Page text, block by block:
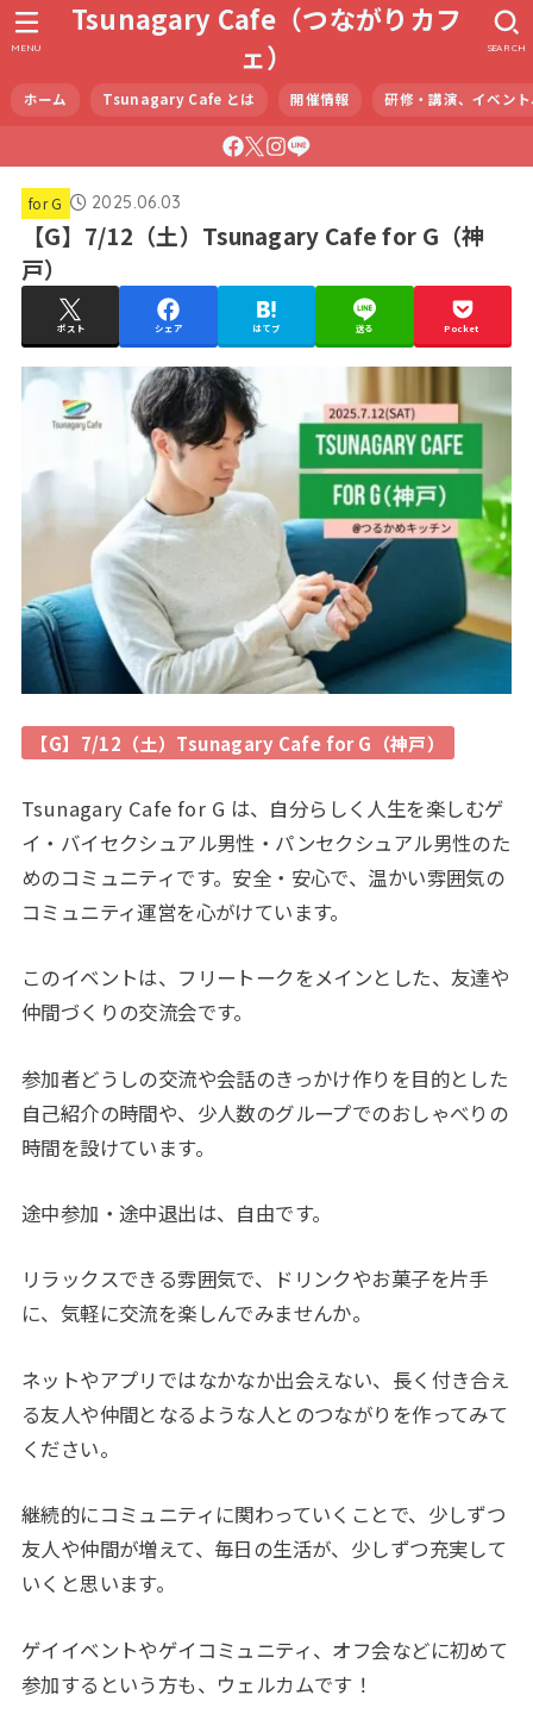
Tsunagary Cafe（つながりカフ
ェ）
ホーム Tsunagary Cafe とは 開催情報 研修・講演、イベン
SEARCH
MENU
for G 2025.06.03
【G】7/12（土）Tsunagary Cafe for G（神
戸）
ポスト シェア はてブ 送る Pocket
【G】7/12（土）Tsunagary Cafe for G（神戸）
Tsunagary Cafe for G は、自分らしく人生を楽しむゲ
イ・バイセクシュアル男性・パンセクシュアル男性のた
めのコミュニティです。安全・安心で、温かい雰囲気の
コミュニティ運営を心がけています。
このイベントは、フリートークをメインとした、友達や
仲間づくりの交流会です。
参加者どうしの交流や会話のきっかけ作りを目的とした
自己紹介の時間や、少人数のグループでのおしゃべりの
時間を設けています。
途中参加・途中退出は、自由です。
リラックスできる雰囲気で、ドリンクやお菓子を片手
に、気軽に交流を楽しんでみませんか。
ネットやアプリではなかなか出会えない、長く付き合え
る友人や仲間となるような人とのつながりを作ってみて
ください。
継続的にコミュニティに関わっていくことで、少しずつ
友人や仲間が増えて、毎日の生活が、少しずつ充実して
いくと思います。
ゲイイベントやゲイコミュニティ、オフ会などに初めて
参加するという方も、ウェルカムです！